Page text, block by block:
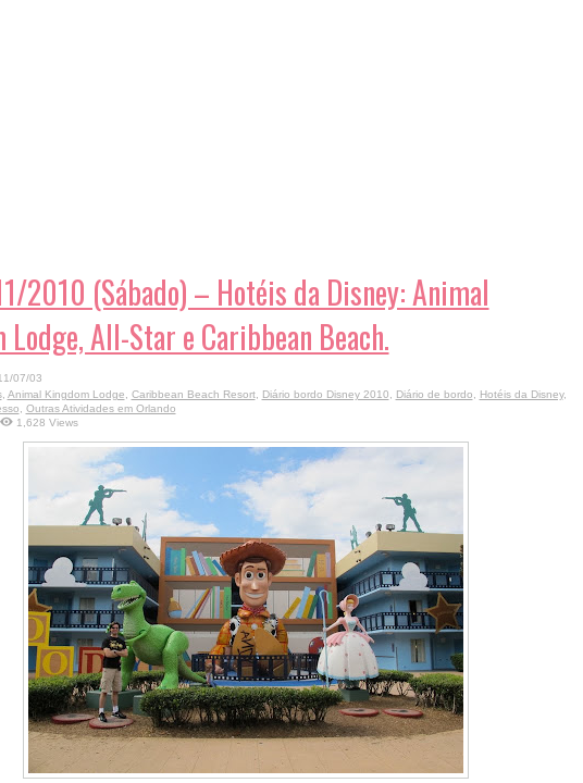
2010 (Sábado) – Hotéis da Disney: Animal
Lodge, All-Star e Caribbean Beach.
07/03
, Animal Kingdom Lodge Caribbean Beach Resort, Diário bordo Disney 2010 Diário de bordo Hotéis da Disney,
Outras Atividades em Orlando
1,628 Views